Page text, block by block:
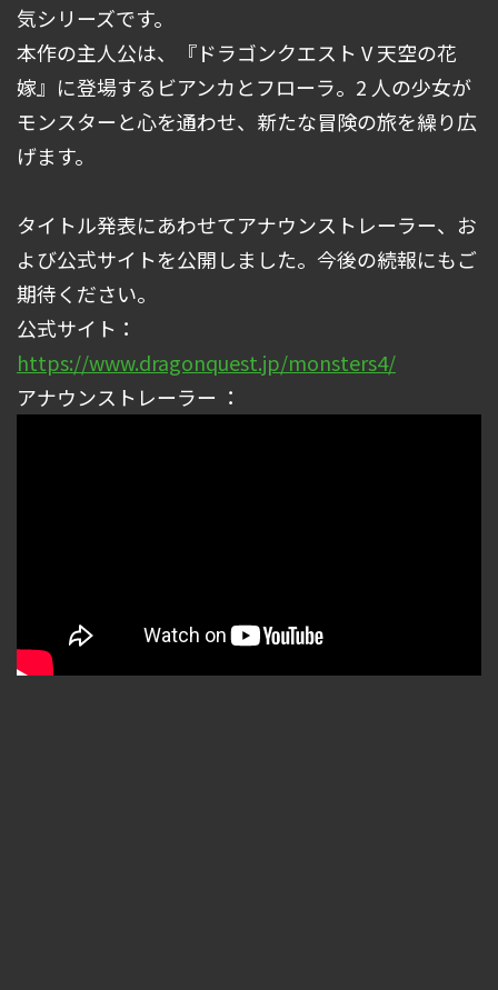
気シリーズです。
本作の主⼈公は、『ドラゴンクエスト V 天空の花
嫁』に登場するビアンカとフローラ。2 ⼈の少⼥が
モンスターと⼼を通わせ、新たな冒険の旅を繰り広
げます。
タイトル発表にあわせてアナウンストレーラー、お
よび公式サイトを公開しました。今後の続報にもご
期待ください。
公式サイト：
https://www.dragonquest.jp/monsters4/
アナウンストレーラー ：